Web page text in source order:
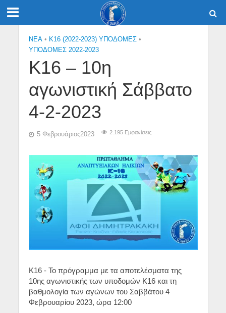
NEA • Κ16 (2022-2023) ΥΠΟΔΟΜΕΣ •
ΥΠΟΔΟΜΕΣ 2022-2023
Κ16 – 10η
αγωνιστική Σάββατο
4-2-2023
5 Φεβρουάριος2023 2.195 Εμφανίσεις
Κ16 - Το πρόγραμμα με τα αποτελέσματα της
10ης αγωνιστικής των υποδομών Κ16 και τη
βαθμολογία των αγώνων του Σαββάτου 4
Φεβρουαρίου 2023, ώρα 12:00